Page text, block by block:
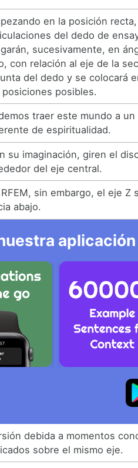
en la posición
del dedo de
sucesivamente, en
con relación al eje de la
del dedo y se colocará
posiciones posibles.
traer este mundo a un
de espiritualidad.
su imaginación, giren el
del eje central.
RFEM, sin embargo, el eje Z
abajo.
debida a momentos
sobre el mismo eje.